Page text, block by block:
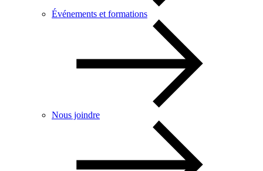
Événements et formations
Nous joindre